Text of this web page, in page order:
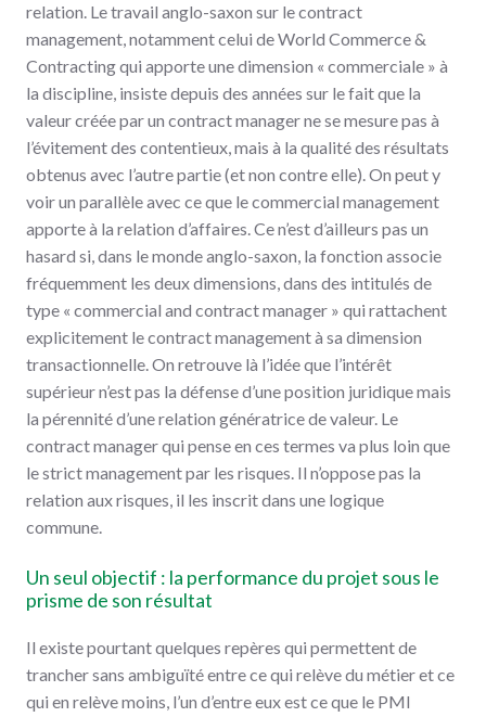
relation. Le travail anglo-saxon sur le contract
management, notamment celui de World Commerce &
Contracting qui apporte une dimension « commerciale » à
la discipline, insiste depuis des années sur le fait que la
valeur créée par un contract manager ne se mesure pas à
l’évitement des contentieux, mais à la qualité des résultats
obtenus avec l’autre partie (et non contre elle). On peut y
voir un parallèle avec ce que le commercial management
apporte à la relation d’affaires. Ce n’est d’ailleurs pas un
hasard si, dans le monde anglo-saxon, la fonction associe
fréquemment les deux dimensions, dans des intitulés de
type « commercial and contract manager » qui rattachent
explicitement le contract management à sa dimension
transactionnelle. On retrouve là l’idée que l’intérêt
supérieur n’est pas la défense d’une position juridique mais
la pérennité d’une relation génératrice de valeur. Le
contract manager qui pense en ces termes va plus loin que
le strict management par les risques. Il n’oppose pas la
relation aux risques, il les inscrit dans une logique
commune.
Un seul objectif : la performance du projet sous le
prisme de son résultat
Il existe pourtant quelques repères qui permettent de
trancher sans ambiguïté entre ce qui relève du métier et ce
qui en relève moins, l’un d’entre eux est ce que le PMI